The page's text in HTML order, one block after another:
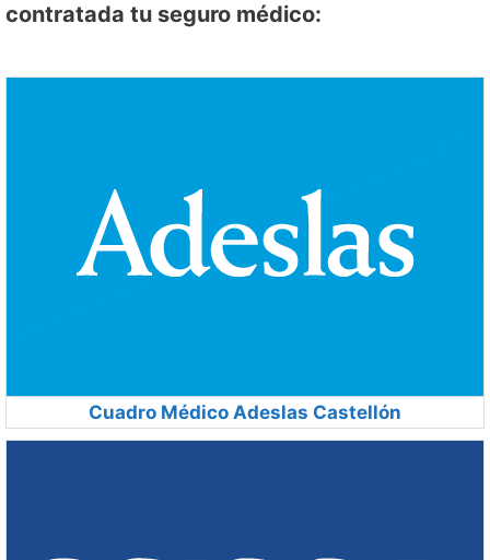
contratada tu seguro médico:
Cuadro Médico Adeslas Castellón